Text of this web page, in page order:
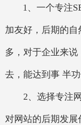
1、一个专注
加友好，后期的
多，对于企业来说
去，能达到事 半功
2、选择专注网
对网站的后期发展